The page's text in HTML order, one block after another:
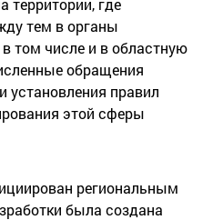
территории, где
тем в органы
том числе и в областную
обращения
установления правил
этой сферы
региональным
была создана